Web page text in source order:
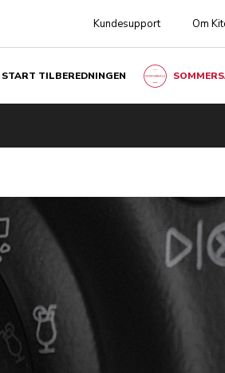
Kundesupport Om
START TILBEREDNINGEN